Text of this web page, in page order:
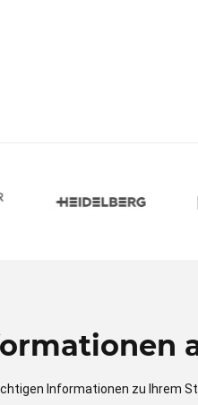
Informationen zu Ihrem